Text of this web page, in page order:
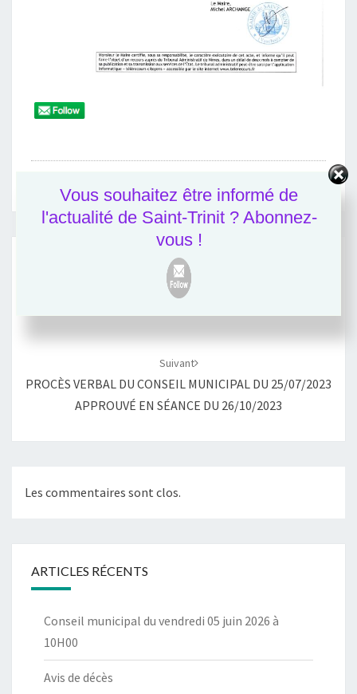
Arrêtés Et Décisions Du Maire
Précédent
Autorisation De Défendre Affaire CHARLON Et HULLOT
C/ Commune De St Trinit
Suivant
PROCÈS VERBAL DU CONSEIL MUNICIPAL DU 25/07/2023
APPROUVÉ EN SÉANCE DU 26/10/2023
Les commentaires sont clos.
ARTICLES RÉCENTS
Conseil municipal du vendredi 05 juin 2026 à
10H00
Avis de décès
Vous souhaitez être informé de
l'actualité de Saint-Trinit ? Abonnez-
vous !